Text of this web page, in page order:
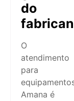
do
O
atendimento
para
Amana é